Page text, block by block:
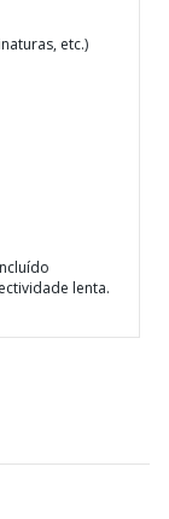
etc.)
lenta.